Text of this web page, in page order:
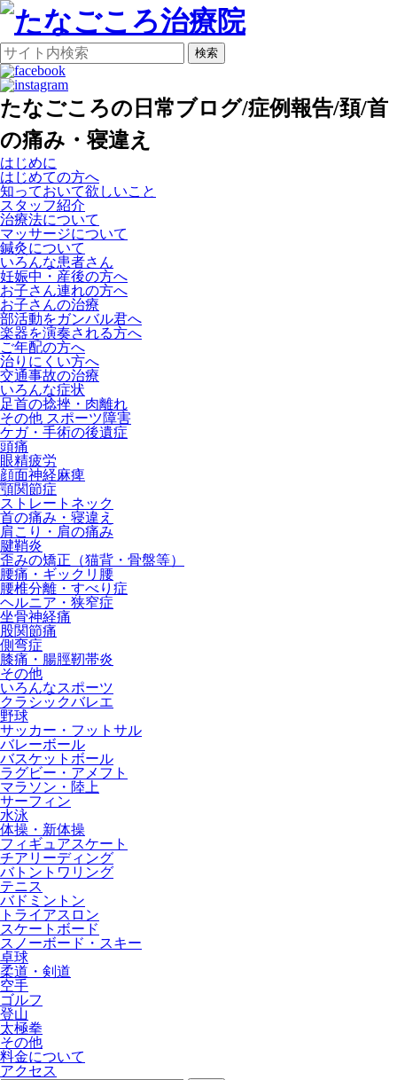
検索
たなごころの日常ブログ/症例報告/頚/首
の痛み・寝違え
はじめに
はじめての方へ
知っておいて欲しいこと
スタッフ紹介
治療法について
マッサージについて
鍼灸について
いろんな患者さん
妊娠中・産後の方へ
お子さん連れの方へ
お子さんの治療
部活動をガンバル君へ
楽器を演奏される方へ
ご年配の方へ
治りにくい方へ
交通事故の治療
いろんな症状
足首の捻挫・肉離れ
その他 スポーツ障害
ケガ・手術の後遺症
頭痛
眼精疲労
顔面神経麻痺
顎関節症
ストレートネック
首の痛み・寝違え
肩こり・肩の痛み
腱鞘炎
歪みの矯正（猫背・骨盤等）
腰痛・ギックリ腰
腰椎分離・すべり症
ヘルニア・狭窄症
坐骨神経痛
股関節痛
側弯症
膝痛・腸脛靭帯炎
その他
いろんなスポーツ
クラシックバレエ
野球
サッカー・フットサル
バレーボール
バスケットボール
ラグビー・アメフト
マラソン・陸上
サーフィン
水泳
体操・新体操
フィギュアスケート
チアリーディング
バトントワリング
テニス
バドミントン
トライアスロン
スケートボード
スノーボード・スキー
卓球
柔道・剣道
空手
ゴルフ
登山
太極拳
その他
料金について
アクセス